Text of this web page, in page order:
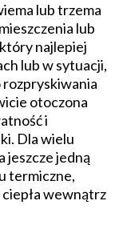
lub trzema
lub
najlepiej
lub w sytuacji,
rozpryskiwania
otoczona
i
Dla wielu
jeszcze jedną
termiczne,
wewnątrz